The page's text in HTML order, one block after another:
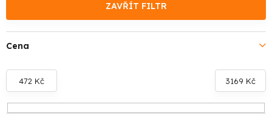
í
o
ZAVŘÍT FILTR
Cena
472 Kč 3169 Kč